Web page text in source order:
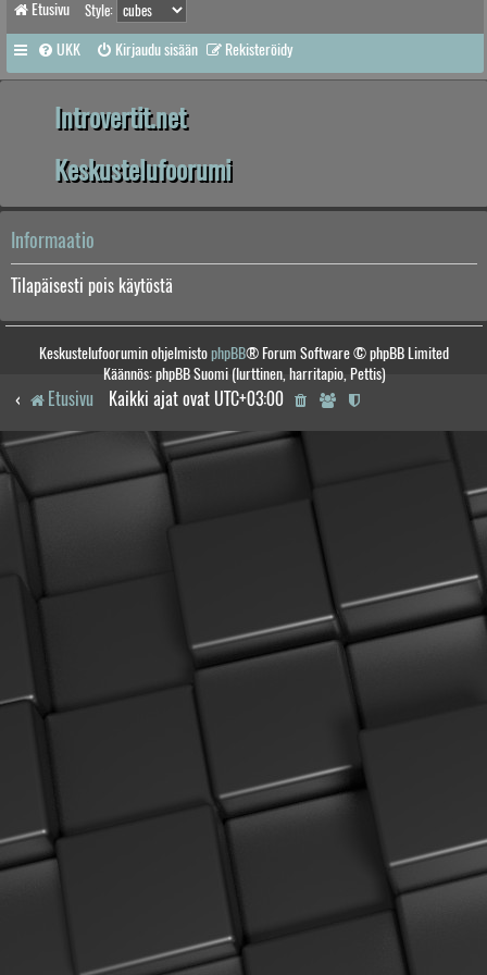
Etusivu Style:
UKK Kirjaudu sisään Rekisteröidy
Introvertit.net
Keskustelufoorumi
Informaatio
Tilapäisesti pois käytöstä
Keskustelufoorumin ohjelmistophpBB® Forum Software © phpBB Limited
Käännös: phpBB Suomi (lurttinen, harritapio, Pettis)
Etusivu Kaikki ajat ovat UTC+03:00